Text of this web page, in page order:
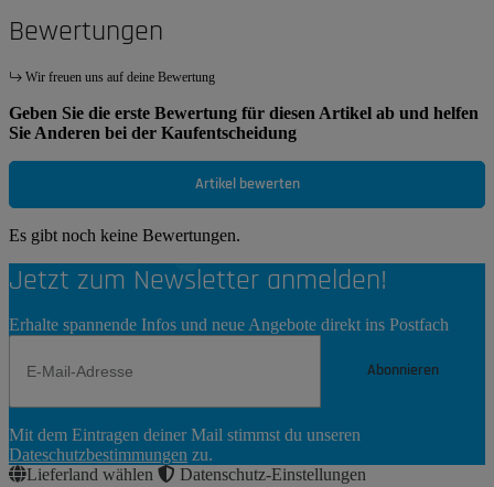
Bewertungen
Wir freuen uns auf deine Bewertung
Geben Sie die erste Bewertung für diesen Artikel ab und helfen
Sie Anderen bei der Kaufentscheidung
Artikel bewerten
Es gibt noch keine Bewertungen.
Jetzt zum Newsletter anmelden!
Erhalte spannende Infos und neue Angebote direkt ins Postfach
Abonnieren
Abonnieren
Mit dem Eintragen deiner Mail stimmst du unseren
Dateschutzbestimmungen zu.
Lieferland wählen
Datenschutz-Einstellungen